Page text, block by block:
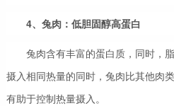
4、兔肉：低胆固醇高蛋白
兔肉含有丰富的蛋白质，同时，
摄入相同热量的同时，兔肉比其他肉
有助于控制热量摄入。